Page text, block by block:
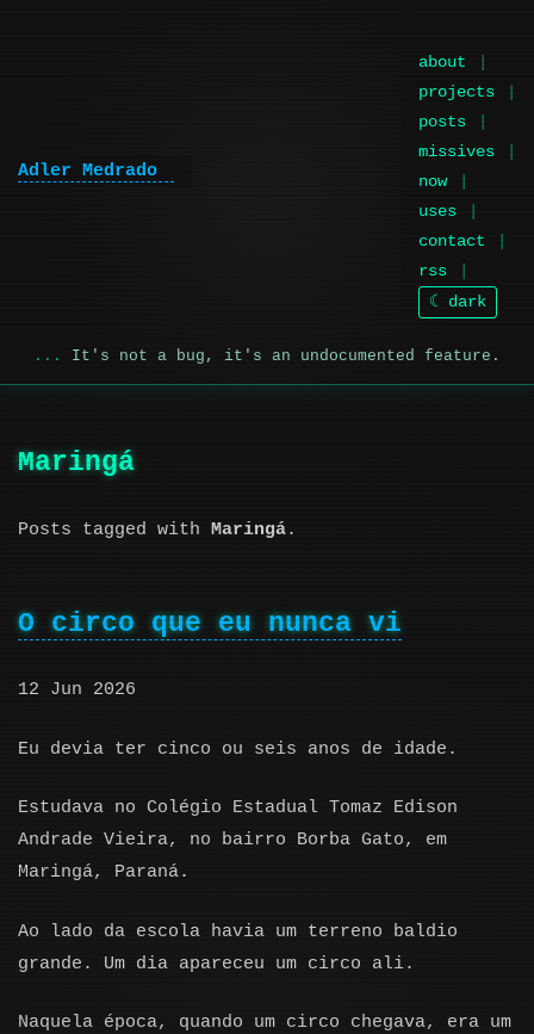
Adler Medrado
about
projects
posts
missives
now
uses
contact
rss
☾ dark
It's not a bug, it's an undocumented feature.
Maringá
Posts tagged with Maringá.
O circo que eu nunca vi
12 Jun 2026
Eu devia ter cinco ou seis anos de idade.
Estudava no Colégio Estadual Tomaz Edison
Andrade Vieira, no bairro Borba Gato, em
Maringá, Paraná.
Ao lado da escola havia um terreno baldio
grande. Um dia apareceu um circo ali.
Naquela época, quando um circo chegava, era um